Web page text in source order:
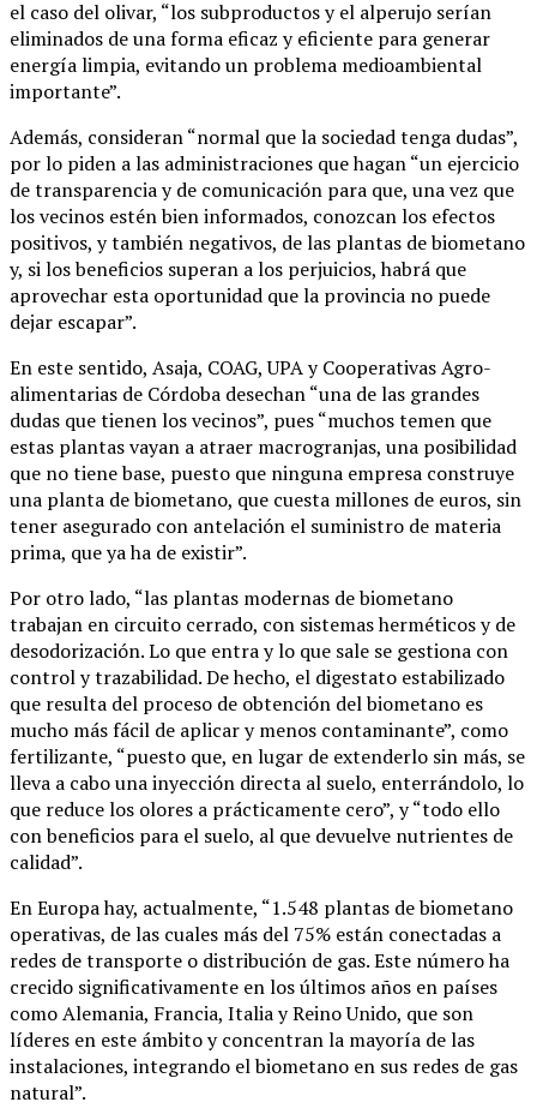
el caso del olivar, “los subproductos y el alperujo serían
eliminados de una forma eficaz y eficiente para generar
energía limpia, evitando un problema medioambiental
importante”.
Además, consideran “normal que la sociedad tenga dudas”,
por lo piden a las administraciones que hagan “un ejercicio
de transparencia y de comunicación para que, una vez que
los vecinos estén bien informados, conozcan los efectos
positivos, y también negativos, de las plantas de biometano
y, si los beneficios superan a los perjuicios, habrá que
aprovechar esta oportunidad que la provincia no puede
dejar escapar”.
En este sentido, Asaja, COAG, UPA y Cooperativas Agro-
alimentarias de Córdoba desechan “una de las grandes
dudas que tienen los vecinos”, pues “muchos temen que
estas plantas vayan a atraer macrogranjas, una posibilidad
que no tiene base, puesto que ninguna empresa construye
una planta de biometano, que cuesta millones de euros, sin
tener asegurado con antelación el suministro de materia
prima, que ya ha de existir”.
Por otro lado, “las plantas modernas de biometano
trabajan en circuito cerrado, con sistemas herméticos y de
desodorización. Lo que entra y lo que sale se gestiona con
control y trazabilidad. De hecho, el digestato estabilizado
que resulta del proceso de obtención del biometano es
mucho más fácil de aplicar y menos contaminante”, como
fertilizante, “puesto que, en lugar de extenderlo sin más, se
lleva a cabo una inyección directa al suelo, enterrándolo, lo
que reduce los olores a prácticamente cero”, y “todo ello
con beneficios para el suelo, al que devuelve nutrientes de
calidad”.
En Europa hay, actualmente, “1.548 plantas de biometano
operativas, de las cuales más del 75% están conectadas a
redes de transporte o distribución de gas. Este número ha
crecido significativamente en los últimos años en países
como Alemania, Francia, Italia y Reino Unido, que son
líderes en este ámbito y concentran la mayoría de las
instalaciones, integrando el biometano en sus redes de gas
natural”.